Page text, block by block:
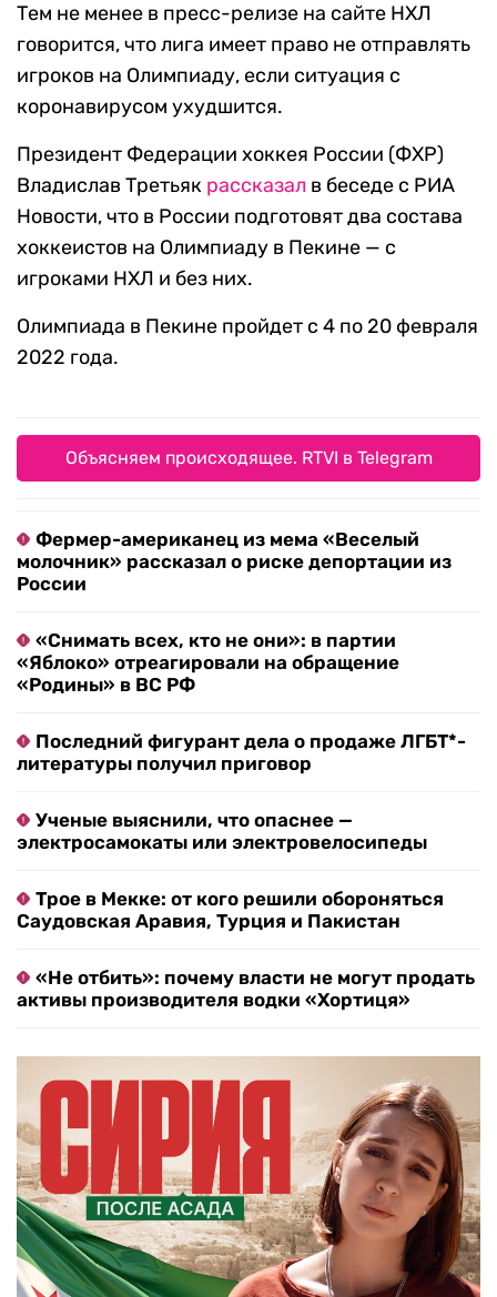
Тем не менее в пресс-релизе на сайте НХЛ
говорится, что лига имеет право не отправлять
игроков на Олимпиаду, если ситуация с
коронавирусом ухудшится.
Президент Федерации хоккея России (ФХР)
Владислав Третьяк рассказал в беседе с РИА
Новости, что в России подготовят два состава
хоккеистов на Олимпиаду в Пекине — с
игроками НХЛ и без них.
Олимпиада в Пекине пройдет с 4 по 20 февраля
2022 года.
Объясняем происходящее. RTVI в Telegram
Фермер-американец из мема «Веселый
молочник» рассказал о риске депортации из
России
«Снимать всех, кто не они»: в партии
«Яблоко» отреагировали на обращение
«Родины» в ВС РФ
Последний фигурант дела о продаже ЛГБТ*-
литературы получил приговор
Ученые выяснили, что опаснее —
электросамокаты или электровелосипеды
Трое в Мекке: от кого решили обороняться
Саудовская Аравия, Турция и Пакистан
«Не отбить»: почему власти не могут продать
активы производителя водки «Хортиця»